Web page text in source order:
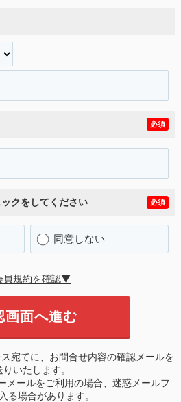
必須
クをしてください 必須
同意しない
規約を確認▼
宛てに、お問合せ内容の確認メールを
りいたします。
メールをご利用の場合、迷惑メールフ
る場合があります。